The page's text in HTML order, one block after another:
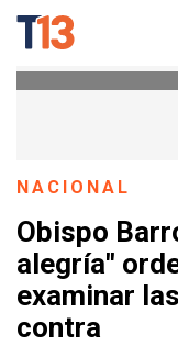
NACIONAL
Obispo
alegría"
examinar
contra